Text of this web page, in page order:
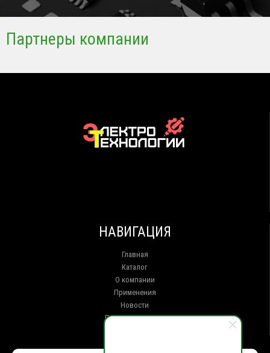
Партнеры компании
НАВИГАЦИЯ
Главная
Каталог
О компании
Применения
Новости
Доставка и оплата